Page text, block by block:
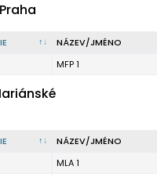
NÁZEV/JMÉNO
MFP 1
NÁZEV/JMÉNO
MLA 1